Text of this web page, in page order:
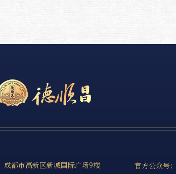
成都市高新区新城国际广场9楼 官方公众号：